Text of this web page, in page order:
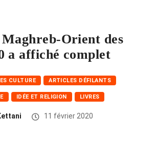
Orient des
a affiché complet
CULTURE ARTICLES DÉFILANTS
IDÉE ET RELIGION LIVRES
11 février 2020